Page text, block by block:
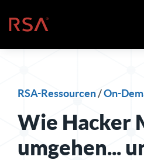
Startseite
RSA-Ressourcen/On-
Wie Hacker
umgehen...